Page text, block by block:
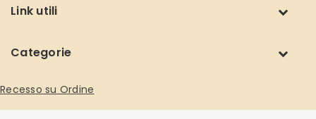
Link utili
Categorie
Recesso su Ordine